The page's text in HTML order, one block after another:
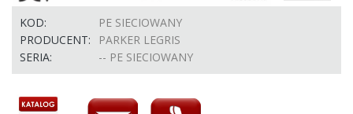
KOD:
PE SIECIOWANY
PRODUCENT:
PARKER LEGRIS
SERIA:
-- PE SIECIOWANY